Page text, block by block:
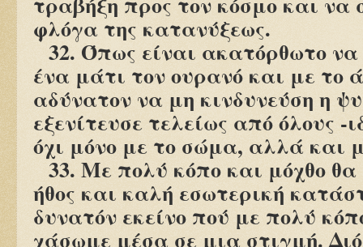
φλόγα της κατανύξεως.
32. Όπως είναι ακατόρθωτο να
ένα μάτι τον ουρανό και με το
αδύνατον να μη κινδυνεύση η
εξενίτευσε τελείως από όλους -
όχι μόνο με το σώμα, αλλά και
33. Με πολύ κόπο και μόχθο
ήθος και καλή εσωτερική
δυνατόν εκείνο πού με πολύ
χάσωμε μέσα σε μια στιγμή.